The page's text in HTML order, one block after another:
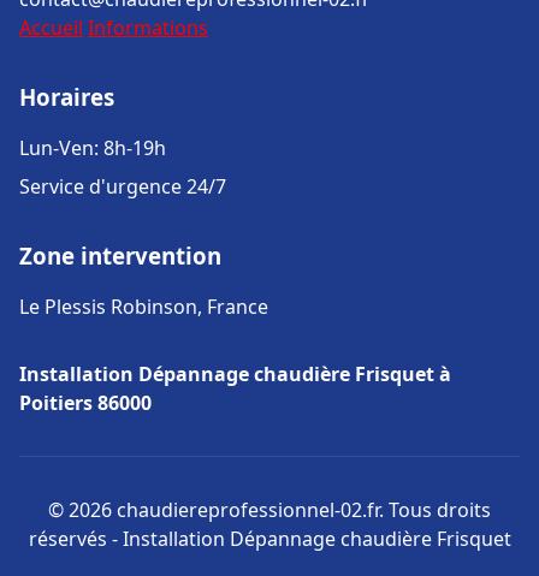
Accueil Informations
Horaires
Lun-Ven: 8h-19h
Service d'urgence 24/7
Zone intervention
Le Plessis Robinson, France
Installation Dépannage chaudière Frisquet à
Poitiers 86000
© 2026 chaudiereprofessionnel-02.fr. Tous droits
réservés - Installation Dépannage chaudière Frisquet